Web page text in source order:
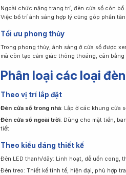
Ngoài chức năng trang trí, đèn cửa sổ còn
Việc bố trí ánh sáng hợp lý cũng góp phần
Tối ưu phong thủy
Trong phong thủy, ánh sáng ở cửa sổ được
mà còn tạo cảm giác thông thoáng, cân
Phân loại các loại
Theo vị trí lắp đặt
Đèn cửa sổ trong nhà: Lắp ở các khung cửa
Đèn cửa sổ ngoài trời: Dùng cho mặt tiền,
tiết.
Theo kiểu dáng thiết kế
Đèn LED thanh/dây: Linh hoạt, dễ uốn cong,
Đèn treo: Thiết kế tinh tế, hiện đại, phù hợp